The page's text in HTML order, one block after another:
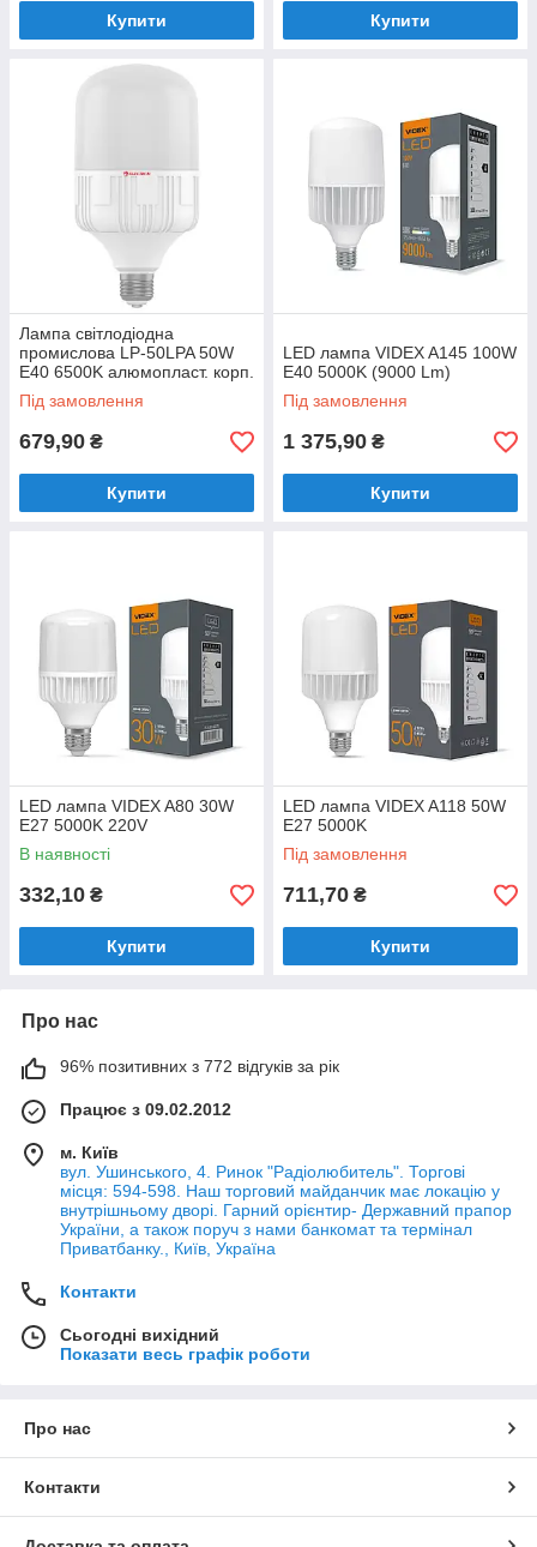
Купити Купити
Лампа світлодіодна
промислова LP-50LPA 50W
E40 6500K алюмопласт. корп.
A-LP-1940
Під замовлення
679,90 ₴
Купити
LED лампа VIDEX A145 100W
E40 5000K (9000 Lm)
Під замовлення
1 375,90 ₴
Купити
LED лампа VIDEX A80 30W
E27 5000K 220V
В наявності
332,10 ₴
Купити
LED лампа VIDEX A118 50W
E27 5000K
Під замовлення
711,70 ₴
Купити
Про нас
96% позитивних з 772 відгуків за рік
Працює з 09.02.2012
м. Київ
вул. Ушинського, 4. Ринок "Радіолюбитель". Торгові
місця: 594-598. Наш торговий майданчик має локацію у
внутрішньому дворі. Гарний орієнтир- Державний прапор
України, а також поруч з нами банкомат та термінал
Приватбанку., Київ, Україна
Контакти
Сьогодні вихідний
Показати весь графік роботи
Про нас
Контакти